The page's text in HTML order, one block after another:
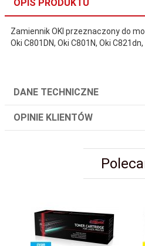
OPIS PRODUKTU
Zamiennik OKI przeznaczony do
Oki C801DN, Oki C801N, Oki
DANE TECHNICZNE
OPINIE KLIENTÓW